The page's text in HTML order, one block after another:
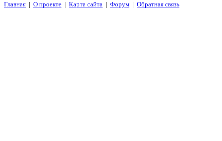
Главная | О проекте | Карта сайта | Форум | Обратная связь